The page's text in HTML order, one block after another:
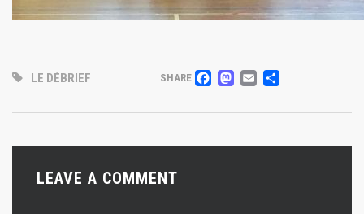
LE DÉBRIEF SHARE FACEBOOK
MASTODON
EMAIL
LEAVE A COMMENT